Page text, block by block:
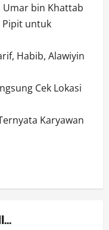
Umar bin Khattab
Pipit untuk
Habib, Alawiyin
Cek Lokasi
Karyawan